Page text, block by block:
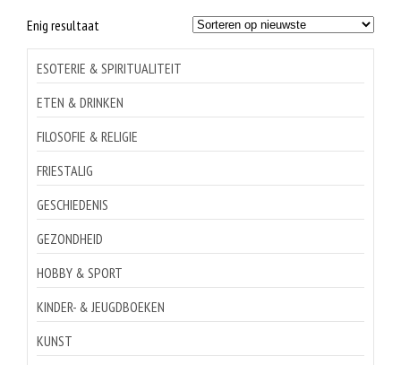
Enig resultaat
ESOTERIE & SPIRITUALITEIT
ETEN & DRINKEN
FILOSOFIE & RELIGIE
FRIESTALIG
GESCHIEDENIS
GEZONDHEID
HOBBY & SPORT
KINDER- & JEUGDBOEKEN
KUNST